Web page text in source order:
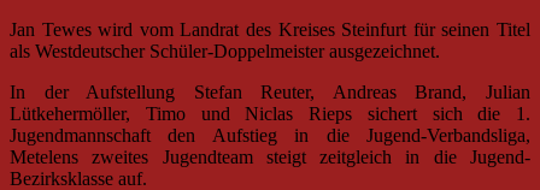
Jan Tewes wird vom Landrat des Kreises Steinfurt für seinen Titel
als Westdeutscher Schüler-Doppelmeister ausgezeichnet.
In der Aufstellung Stefan Reuter, Andreas Brand, Julian
Lütkehermöller, Timo und Niclas Rieps sichert sich die 1.
Jugendmannschaft den Aufstieg in die Jugend-Verbandsliga,
Metelens zweites Jugendteam steigt zeitgleich in die Jugend-
Bezirksklasse auf.